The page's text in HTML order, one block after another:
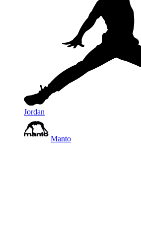
Jordan
Manto